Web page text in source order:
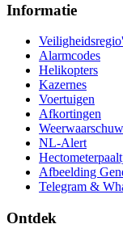
Informatie
Alarmcodes
Helikopters
Kazernes
Voertuigen
Afkortingen
NL-Alert
Afbeelding
Telegram &
Ontdek